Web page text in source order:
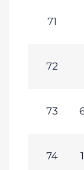
71
72
73
74